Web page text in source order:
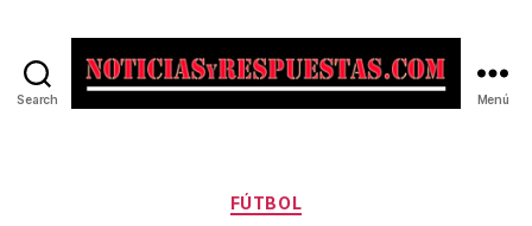
Search Menú
Categorías
FÚTBOL